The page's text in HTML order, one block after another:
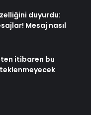
duyurdu:
Mesaj nasıl
itibaren bu